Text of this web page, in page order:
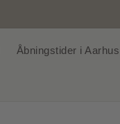
Åbningstider i Aarhus